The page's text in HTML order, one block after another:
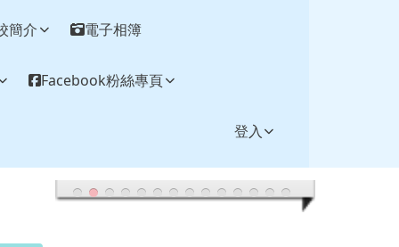
簡介 電子相簿
Facebook粉絲專頁
登入